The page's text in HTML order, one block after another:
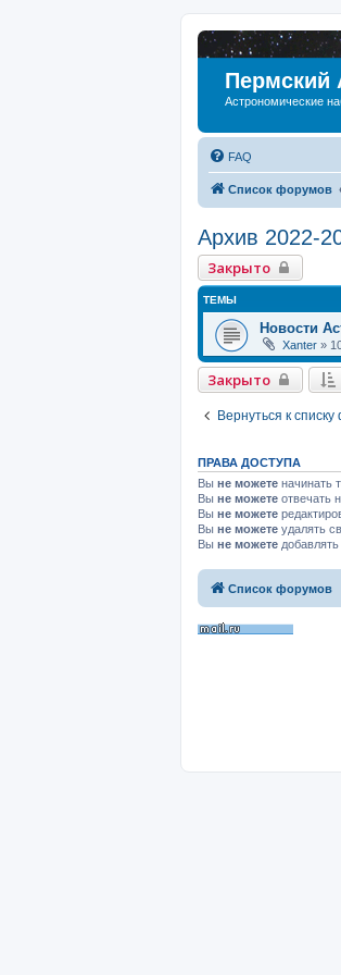
Пермский
Астрономические
FAQ
Список форумов
Архив 2022-
Закрыто
ТЕМЫ
Новости
Xanter »
Закрыто
Вернуться к
ПРАВА ДОСТУПА
Вы не можете начинать
Вы не можете отвечать
Вы не можете
Вы не можете удалять
Вы не можете
Список форумов